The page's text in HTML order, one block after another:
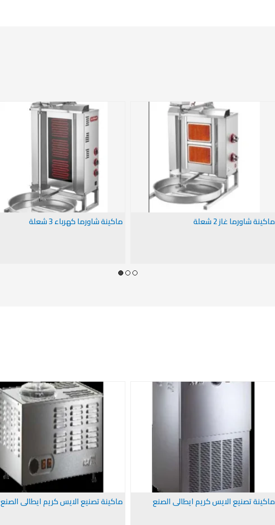
ماكينة شاورما غاز 2 شعلة ماكينة شاورما كهرباء 3 شعلة
ماكينة تصنيع الايس كريم ايطالى الصنع ماكينة تصنيع الايس كريم ايطالى الصنع